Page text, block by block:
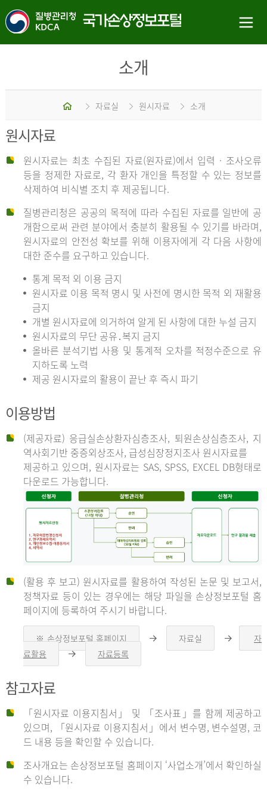
소개
홈 자료실 원시자료 소개
원시자료
원시자료는 최초 수집된 자료(원자료)에서 입력 · 조사오류
등을 정제한 자료로, 각 환자 개인을 특정할 수 있는 정보를
삭제하여 비식별 조치 후 제공됩니다.
질병관리청은 공공의 목적에 따라 수집된 자료를 일반에 공
개함으로써 관련 분야에서 충분히 활용될 수 있기를 바라며,
원시자료의 안전성 확보를 위해 이용자에게 각 다음 사항에
대한 준수를 요구하고 있습니다.
통계 목적 외 이용 금지
원시자료 이용 목적 명시 및 사전에 명시한 목적 외 재활용
금지
개별 원시자료에 의거하여 알게 된 사항에 대한 누설 금지
원시자료의 무단 공유․복지 금지
올바른 분석기법 사용 및 통계적 오차를 적정수준으로 유
지하도록 노력
제공 원시자료의 활용이 끝난 후 즉시 파기
이용방법
(제공자료) 응급실손상환자심층조사, 퇴원손상심층조사, 지
역사회기반 중증외상조사, 급성심장정지조사 원시자료를
제공하고 있으며, 원시자료는 SAS, SPSS, EXCEL DB형태로
다운로드 가능합니다.
신
청
자
신
청
자
는
1.
자
(활용 후 보고) 원시자료를 활용하여 작성된 논문 및 보고서,
정책자료 등이 있는 경우에는 해당 파일을 손상정보포털 홈
페이지에 등록하여 주시기 바랍니다.
※ 손상정보포털 홈페이지
른
자료실
른
자
료활용
른
자료등록
참고자료
「원시자료 이용지침서」 및 「조사표」를 함께 제공하고
있으며, 「원시자료 이용지침서」에서 변수명, 변수설명, 코
드 내용 등을 확인할 수 있습니다.
조사개요는 손상정보포털 홈페이지 ‘사업소개’에서 확인하실
수 있습니다.